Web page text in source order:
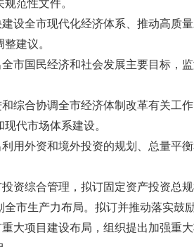
范性文件。
建设全市现代化经济体系、推动高
建议。
全市国民经济和社会发展主要目标
和综合协调全市经济体制改革有关
代市场体系建设。
利用外资和境外投资的规划、总量
投资综合管理，拟订固定资产投资
全市生产力布局。拟订并推动落实鼓
重大项目建设布局，组织提出加强